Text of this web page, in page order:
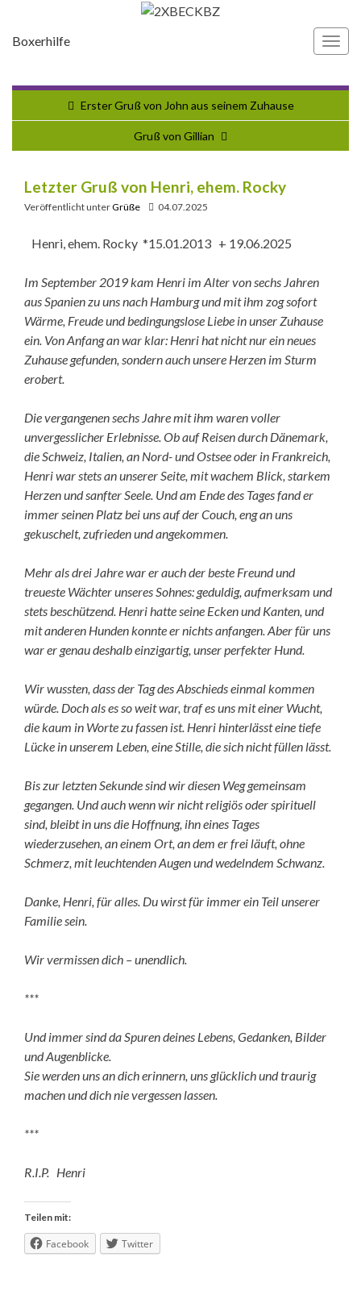
Boxerhilfe
Erster Gruß von John aus seinem Zuhause
Gruß von Gillian
Letzter Gruß von Henri, ehem. Rocky
Veröffentlicht unterGrüße 04.07.2025
Henri, ehem. Rocky *15.01.2013 + 19.06.2025
Im September 2019 kam Henri im Alter von sechs Jahren
aus Spanien zu uns nach Hamburg und mit ihm zog sofort
Wärme, Freude und bedingungslose Liebe in unser Zuhause
ein. Von Anfang an war klar: Henri hat nicht nur ein neues
Zuhause gefunden, sondern auch unsere Herzen im Sturm
erobert.
Die vergangenen sechs Jahre mit ihm waren voller
unvergesslicher Erlebnisse. Ob auf Reisen durch Dänemark,
die Schweiz, Italien, an Nord- und Ostsee oder in Frankreich,
Henri war stets an unserer Seite, mit wachem Blick, starkem
Herzen und sanfter Seele. Und am Ende des Tages fand er
immer seinen Platz bei uns auf der Couch, eng an uns
gekuschelt, zufrieden und angekommen.
Mehr als drei Jahre war er auch der beste Freund und
treueste Wächter unseres Sohnes: geduldig, aufmerksam und
stets beschützend. Henri hatte seine Ecken und Kanten, und
mit anderen Hunden konnte er nichts anfangen. Aber für uns
war er genau deshalb einzigartig, unser perfekter Hund.
Wir wussten, dass der Tag des Abschieds einmal kommen
würde. Doch als es so weit war, traf es uns mit einer Wucht,
die kaum in Worte zu fassen ist. Henri hinterlässt eine tiefe
Lücke in unserem Leben, eine Stille, die sich nicht füllen lässt.
Bis zur letzten Sekunde sind wir diesen Weg gemeinsam
gegangen. Und auch wenn wir nicht religiös oder spirituell
sind, bleibt in uns die Hoffnung, ihn eines Tages
wiederzusehen, an einem Ort, an dem er frei läuft, ohne
Schmerz, mit leuchtenden Augen und wedelndem Schwanz.
Danke, Henri, für alles. Du wirst für immer ein Teil unserer
Familie sein.
Wir vermissen dich – unendlich.
***
Und immer sind da Spuren deines Lebens, Gedanken, Bilder
und Augenblicke.
Sie werden uns an dich erinnern, uns glücklich und traurig
machen und dich nie vergessen lassen.
***
R.I.P. Henri ​​​​​
Teilen mit:
Facebook Twitter